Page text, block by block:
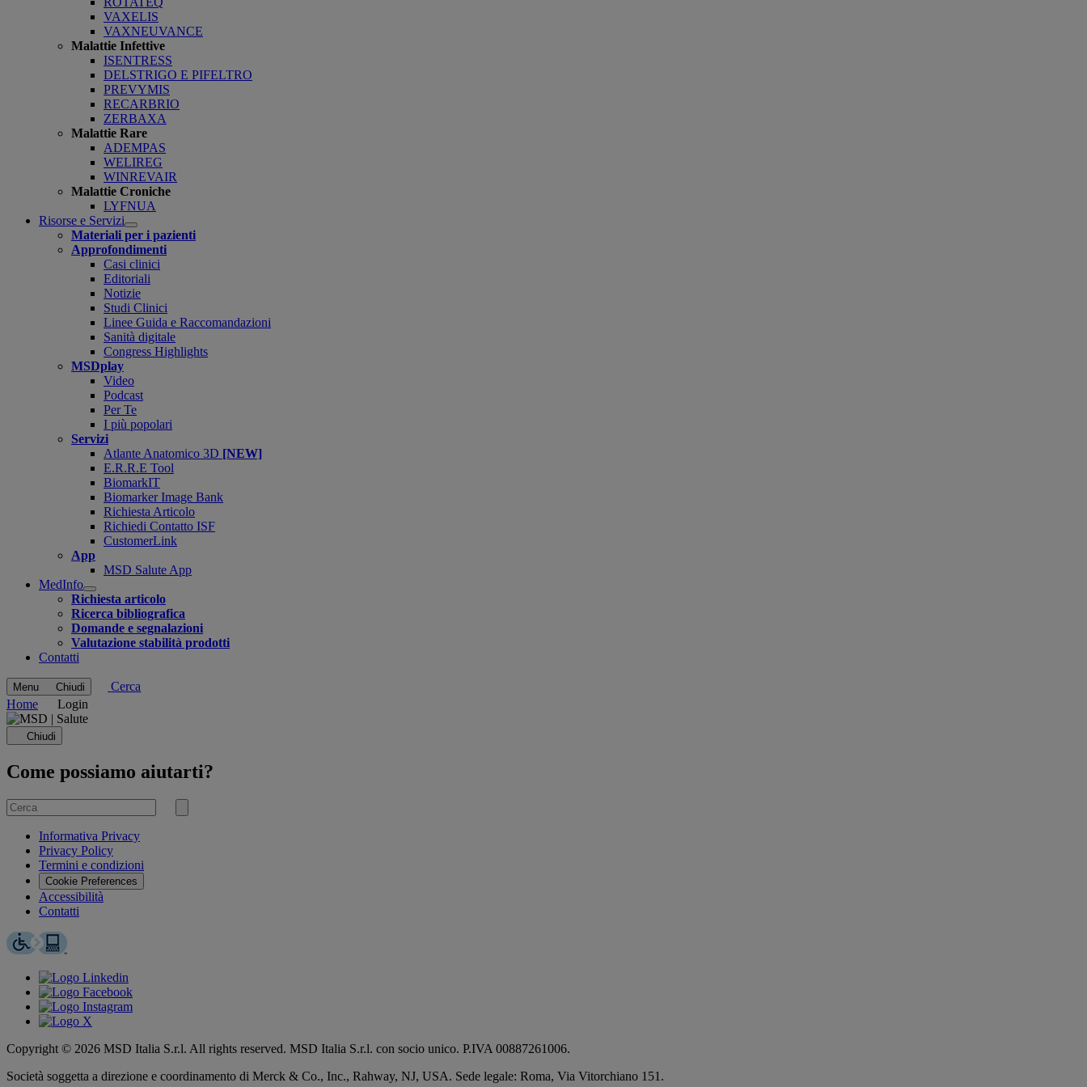
VAXELIS
VAXNEUVANCE
Malattie Infettive
ISENTRESS
DELSTRIGO E PIFELTRO
PREVYMIS
RECARBRIO
ZERBAXA
Malattie Rare
ADEMPAS
WELIREG
WINREVAIR
Malattie Croniche
LYFNUA
Risorse e Servizi
Open
submenu
Materiali per i pazienti
Approfondimenti
Casi clinici
Editoriali
Notizie
Studi Clinici
Linee Guida e Raccomandazioni
Sanità digitale
Congress Highlights
MSDplay
Video
Podcast
Per Te
I più popolari
Servizi
Atlante Anatomico 3D [NEW]
E.R.R.E Tool
BiomarkIT
Biomarker Image Bank
Richiesta Articolo
Richiedi Contatto ISF
CustomerLink
App
MSD Salute App
MedInfo
Open
submenu
Richiesta articolo
Ricerca bibliografica
Domande e segnalazioni
Valutazione stabilità prodotti
Contatti
Menu Chiudi
Cerca
Home
Login
In
caricamento…
Chiudi
Come possiamo aiutarti?
Cerca
per
Invia
Informativa Privacy
Privacy Policy
Termini e condizioni
Cookie Preferences
Accessibilità
Contatti
Copyright © 2026 MSD Italia S.r.l. All rights reserved. MSD Italia S.r.l. con socio unico. P.IVA 00887261006.
Società soggetta a direzione e coordinamento di Merck & Co., Inc., Rahway, NJ, USA. Sede legale: Roma, Via Vitorchiano 151.